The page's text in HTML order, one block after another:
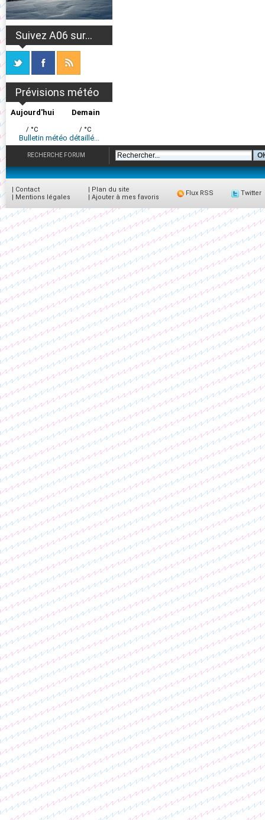
Suivez A06 sur...
Prévisions météo
Aujourd'hui
/ °C
Demain
/ °C
Bulletin météo détaillé...
RECHERCHE FORUM
| Contact
| Mentions légales
| Plan du site
| Ajouter à mes favoris
Flux RSS Twitter